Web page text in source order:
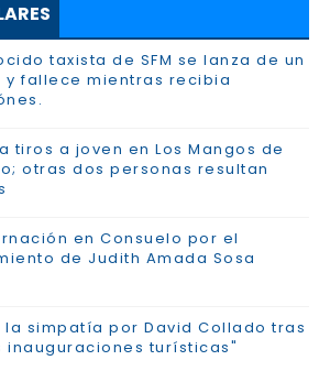
taxista de SFM se lanza de un
y fallece mientras recibia
tiros a joven en Los Mangos de
otras dos personas resultan
en Consuelo por el
de Judith Amada Sosa
la simpatía por David Collado tras
inauguraciones turísticas"